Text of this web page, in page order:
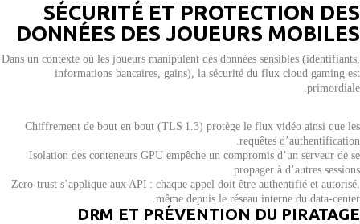
SÉCURITÉ ET PROTECTION DES
DONNÉES DES JOUEURS MOBILES
Dans un contexte où les joueurs manipulent des données sensibles (identifiants,
informations bancaires, gains), la sécurité du flux cloud gaming est
primordiale.
Chiffrement de bout en bout (TLS 1.3) protège le flux vidéo ainsi que les
requêtes d’authentification.
Isolation des conteneurs GPU empêche un compromis d’un serveur de se
propager à d’autres sessions.
Zero‑trust s’applique aux API : chaque appel doit être authentifié et autorisé,
même depuis le réseau interne du data‑center.
DRM ET PRÉVENTION DU PIRATAGE